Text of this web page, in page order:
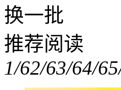
换一批
推荐阅读
1/62/63/64/6